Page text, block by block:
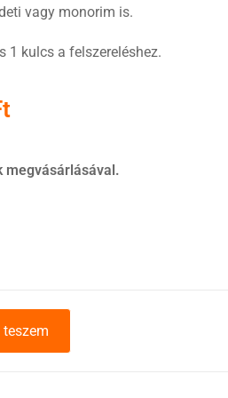
vagy monorim is.
1 kulcs a felszereléshez.
megvásárlásával.